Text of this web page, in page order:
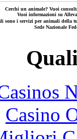
Cerchi un animale? Vuoi
Vuoi informazioni su
sono i servizi per animali
Sede Nazionale
Casino